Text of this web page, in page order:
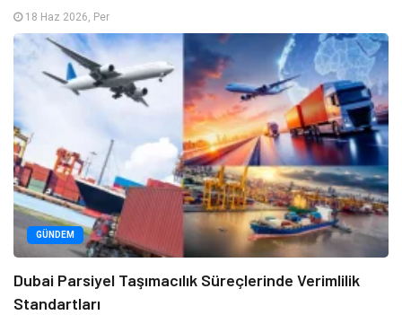
18 Haz 2026, Per
GÜNDEM
Dubai Parsiyel Taşımacılık Süreçlerinde Verimlilik
Standartları